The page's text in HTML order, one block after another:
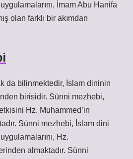
İmam Abu Hanifa
olan farklı bir akımdan
da bilinmektedir, İslam dininin
birisidir. Sünni mezhebi,
Hz. Muhammed’in
Sünni mezhebi, İslam dini
Hz.
almaktadır. Sünni